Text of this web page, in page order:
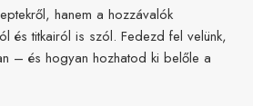
hanem a hozzávalók
és titkairól is szól. Fedezd fel velünk,
– és hogyan hozhatod ki belőle a